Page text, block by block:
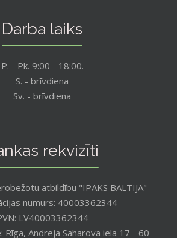
Darba laiks
P. - Pk. 9:00 - 18:00.
S. - brīvdiena
Sv. - brīvdiena
rekvizīti
atbildību "IPAKS BALTIJA"
numurs: 40003362344
LV40003362344
Rīga, Andreja Saharova iela 17 - 60